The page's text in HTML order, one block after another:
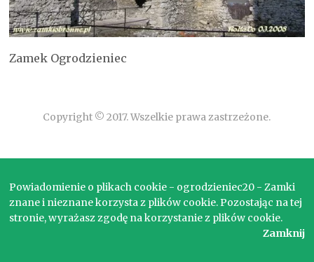
Zamek Ogrodzieniec
Copyright © 2017. Wszelkie prawa zastrzeżone.
Powiadomienie o plikach cookie - ogrodzieniec20 - Zamki
znane i nieznane korzysta z plików cookie. Pozostając na tej
stronie, wyrażasz zgodę na korzystanie z plików cookie.
Zamknij